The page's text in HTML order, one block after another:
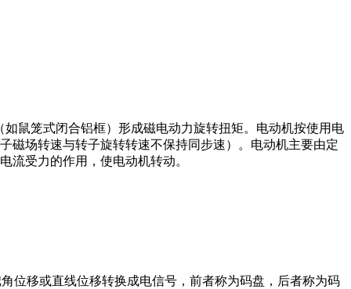
鼠笼式闭合铝框）形成磁电动力旋转扭矩。电动机按使用电
磁场转速与转子旋转转速不保持同步速）。电动机主要由定
流受力的作用，使电动机转动。
位移或直线位移转换成电信号，前者称为码盘，后者称为码